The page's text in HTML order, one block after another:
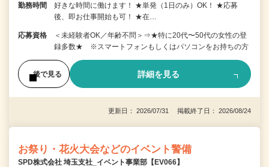
勤務時間
好きな時間に働けます！ ★単発（1日のみ）OK！ ★応募
後、即お仕事開始も可！ ★在…
応募資格
＜未経験者OK／年齢不問＞⇒★特に20代〜50代の女性の登
録多数★ ※スマートフォンもしくはパソコンをお持ちの方
後で見る 詳細を見る
更新日： 2026/07/31 掲載終了日： 2026/08/24
お祭り・花火大会などのイベント警備
SPD株式会社 埼玉支社_イベント事業部【EV066】